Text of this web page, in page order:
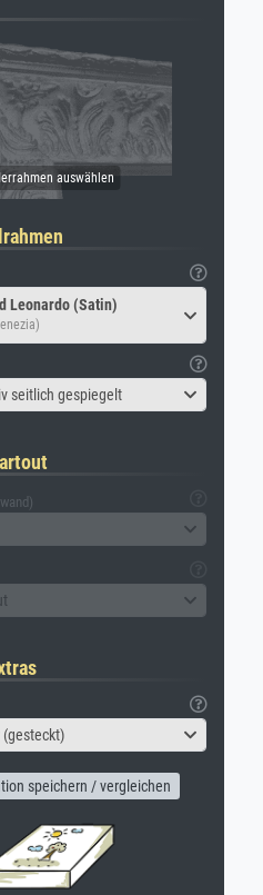
Leonardo (Satin)
seitlich gespiegelt
speichern / vergleichen